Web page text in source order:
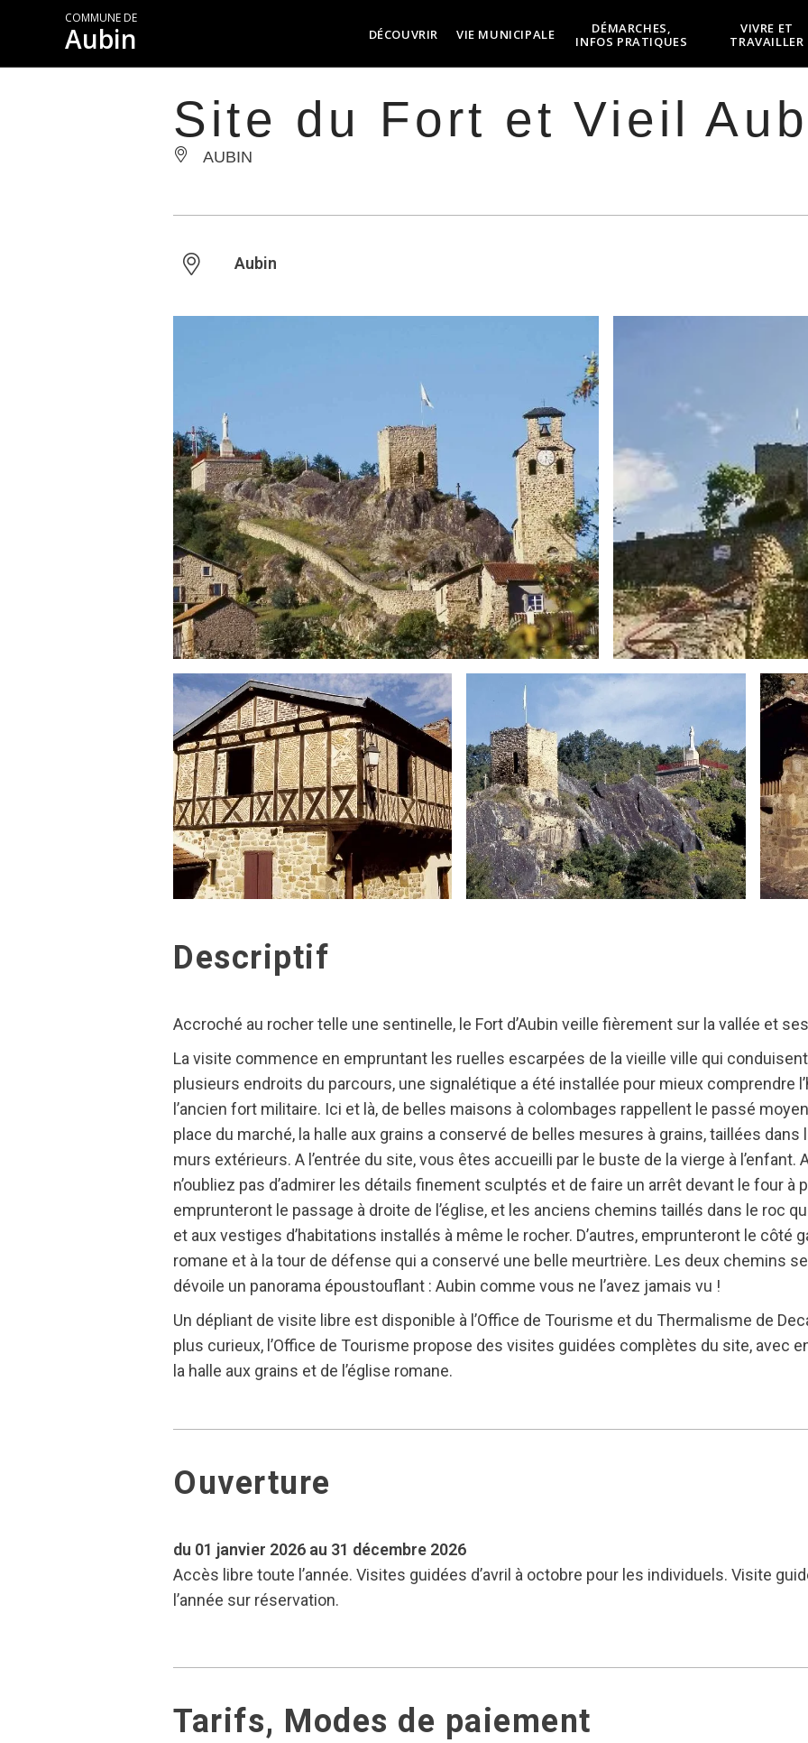
COMMUNE DE
Aubin DÉCOUVRIR VIE MUNICIPALE
DÉMARCHES,
INFOS PRATIQUES
VIVRE ET
TRAVAILLER
Site du Fort et Vieil
AUBIN
Aubin
Descriptif
Accroché au rocher telle une sentinelle, le Fort d’Aubin veille fièrement sur la vallée et
La visite commence en empruntant les ruelles escarpées de la vieille ville qui conduisent
plusieurs endroits du parcours, une signalétique a été installée pour mieux comprendre
l’ancien fort militaire. Ici et là, de belles maisons à colombages rappellent le passé
place du marché, la halle aux grains a conservé de belles mesures à grains, taillées
murs extérieurs. A l’entrée du site, vous êtes accueilli par le buste de la vierge à l’enfant.
n’oubliez pas d’admirer les détails finement sculptés et de faire un arrêt devant le four à
emprunteront le passage à droite de l’église, et les anciens chemins taillés dans le roc
et aux vestiges d’habitations installés à même le rocher. D’autres, emprunteront le côté
romane et à la tour de défense qui a conservé une belle meurtrière. Les deux chemins
dévoile un panorama époustouflant : Aubin comme vous ne l’avez jamais vu !
Un dépliant de visite libre est disponible à l’Office de Tourisme et du Thermalisme de
plus curieux, l’Office de Tourisme propose des visites guidées complètes du site, avec
la halle aux grains et de l’église romane.
Ouverture
du 01 janvier 2026 au 31 décembre 2026
Accès libre toute l’année. Visites guidées d’avril à octobre pour les individuels. Visite
l’année sur réservation.
Tarifs, Modes de paiement